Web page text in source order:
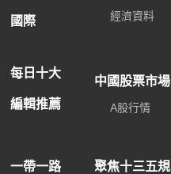
國際
每日十大
編輯推薦
經濟資料
中國股票市場
A股行情
一帶一路
聚焦十三五規